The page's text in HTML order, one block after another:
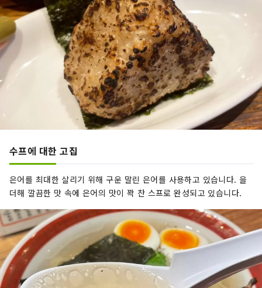
수프에 대한 고집
은어를 최대한 살리기 위해 구운 말린 은어를 사용하고 있습니다. 을
더해 깔끔한 맛 속에 은어의 맛이 꽉 찬 스프로 완성되고 있습니다.